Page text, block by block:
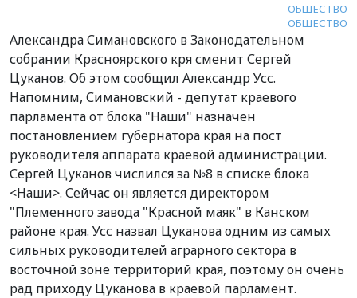
ОБЩЕСТВО
ОБЩЕСТВО
Александра Симановского в Законодательном
собрании Красноярского кря сменит Сергей
Цуканов. Об этом сообщил Александр Усс.
Напомним, Симановский - депутат краевого
парламента от блока "Наши" назначен
постановлением губернатора края на пост
руководителя аппарата краевой администрации.
Сергей Цуканов числился за №8 в списке блока
<Наши>. Сейчас он является директором
"Племенного завода "Красной маяк" в Канском
районе края. Усс назвал Цуканова одним из самых
сильных руководителей аграрного сектора в
восточной зоне территорий края, поэтому он очень
рад приходу Цуканова в краевой парламент.